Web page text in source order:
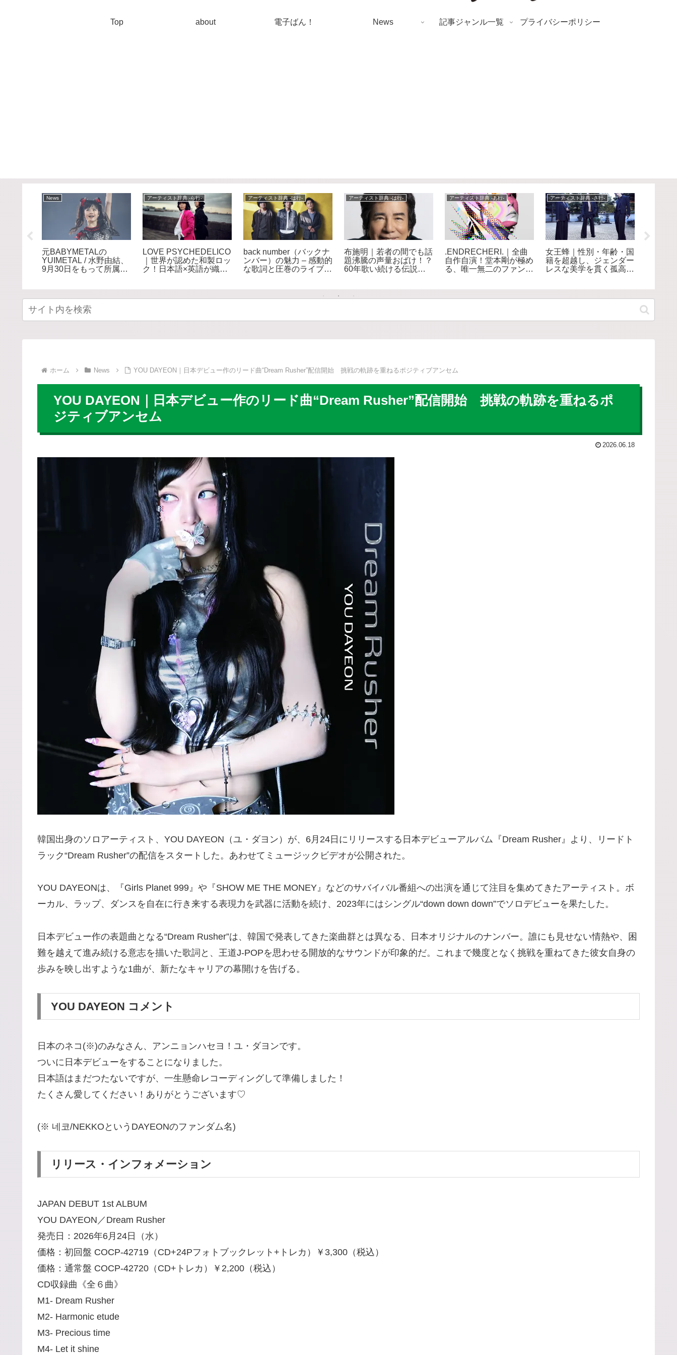
Top about 電子ばん！ News 記事ジャンル一覧 プライバシーポリシー
News
元BABYMETALの
YUIMETAL / 水野由結、
9月30日をもって所属事
ペースで」
アーティスト辞典 -ら行-
LOVE PSYCHEDELICO
｜世界が認めた和製ロッ
ク！日本語×英語が織り
アーティスト辞典 -は行-
back number（バックナ
ンバー）の魅力 – 感動的
な歌詞と圧巻のライブで
アーティスト辞典 -は行-
布施明｜若者の間でも話
題沸騰の声量おばけ！？
60年歌い続ける伝説の
アーティスト辞典 -あ行-
.ENDRECHERI.｜全曲
自作自演！堂本剛が極め
る、唯一無二のファンク
アーティスト辞典 -さ行-
女王蜂｜性別・年齢・国
籍を超越し、ジェンダー
レスな美学を貫く孤高の
ホーム News YOU DAYEON｜日本デビュー作のリード曲“Dream Rusher”配信開始 挑戦の軌跡を重ねるポジティブアンセム
YOU DAYEON｜日本デビュー作のリード曲“Dream Rusher”配信開始 挑戦の軌跡を重ねるポ
ジティブアンセム
2026.06.18
韓国出身のソロアーティスト、YOU DAYEON（ユ・ダヨン）が、6月24日にリリースする日本デビューアルバム『Dream Rusher』より、リードト
ラック“Dream Rusher”の配信をスタートした。あわせてミュージックビデオが公開された。
YOU DAYEONは、『Girls Planet 999』や『SHOW ME THE MONEY』などのサバイバル番組への出演を通じて注目を集めてきたアーティスト。ボ
ーカル、ラップ、ダンスを自在に行き来する表現力を武器に活動を続け、2023年にはシングル“down down down”でソロデビューを果たした。
日本デビュー作の表題曲となる“Dream Rusher”は、韓国で発表してきた楽曲群とは異なる、日本オリジナルのナンバー。誰にも見せない情熱や、困
難を越えて進み続ける意志を描いた歌詞と、王道J-POPを思わせる開放的なサウンドが印象的だ。これまで幾度となく挑戦を重ねてきた彼女自身の
歩みを映し出すような1曲が、新たなキャリアの幕開けを告げる。
YOU DAYEON コメント
日本のネコ(※)のみなさん、アンニョンハセヨ！ユ・ダヨンです。
ついに日本デビューをすることになりました。
日本語はまだつたないですが、一生懸命レコーディングして準備しました！
たくさん愛してください！ありがとうございます♡
(※ 네코/NEKKOというDAYEONのファンダム名)
リリース・インフォメーション
JAPAN DEBUT 1st ALBUM
YOU DAYEON／Dream Rusher
発売日：2026年6月24日（水）
価格：初回盤 COCP-42719（CD+24Pフォトブックレット+トレカ）￥3,300（税込）
価格：通常盤 COCP-42720（CD+トレカ）￥2,200（税込）
CD収録曲《全６曲》
M1- Dream Rusher
M2- Harmonic etude
M3- Precious time
M4- Let it shine